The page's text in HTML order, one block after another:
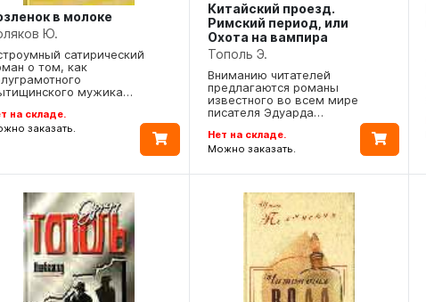
в молоке
Ю.
сатирический
о том, как
мужика…
на складе.
заказать.
Китайский проезд.
Римский период, или
Охота на вампира
Тополь Э.
Вниманию читателей
предлагаются романы
известного во всем мире
писателя Эдуарда…
Нет на складе.
Можно заказать.